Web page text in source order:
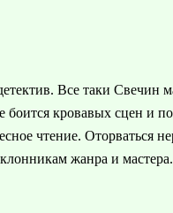
Все таки Свечин
кровавых сцен и
чтение. Оторваться
жанра и мастера.